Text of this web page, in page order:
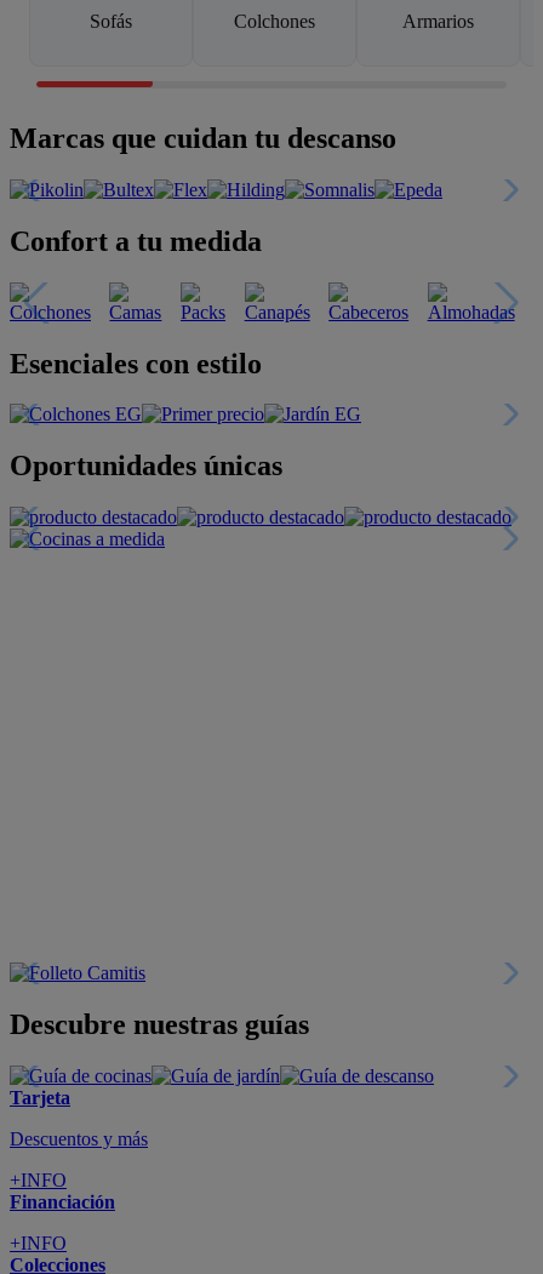
Sofás Colchones Armarios
Marcas que cuidan tu descanso
Confort a tu medida
Esenciales con estilo
Oportunidades únicas
Descubre nuestras guías
Tarjeta
Descuentos y más
+INFO
Financiación
+INFO
Colecciones